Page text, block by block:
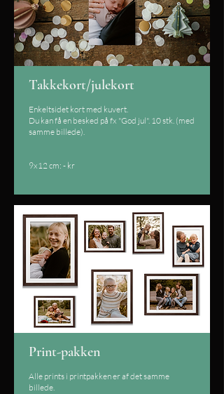
Takkekort/julekort
Enkeltsidet kort med kuvert.
Du kan få en besked på fx "God jul". 10 stk. (med
samme billede).
9x12 cm: - kr
Print-pakken
Alle prints i printpakken er af det samme
billede.